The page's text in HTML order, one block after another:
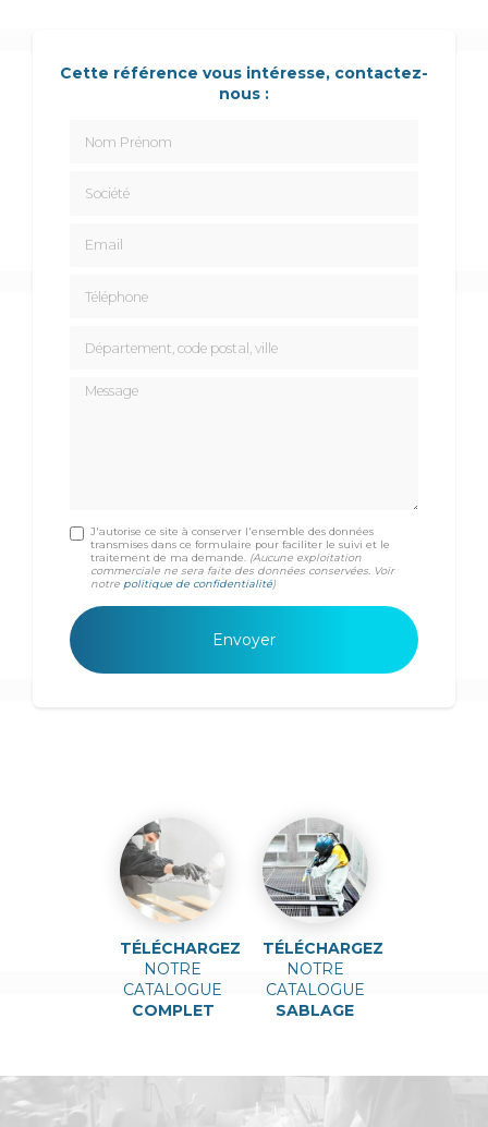
Cette référence vous intéresse, contactez-
nous :
Message
J'autorise ce site à conserver l'ensemble des données
transmises dans ce formulaire pour faciliter le suivi et le
traitement de ma demande. (Aucune exploitation
commerciale ne sera faite des données conservées. Voir
notre politique de confidentialité)
TÉLÉCHARGEZ
NOTRE
CATALOGUE
COMPLET
TÉLÉCHARGEZ
NOTRE
CATALOGUE
SABLAGE